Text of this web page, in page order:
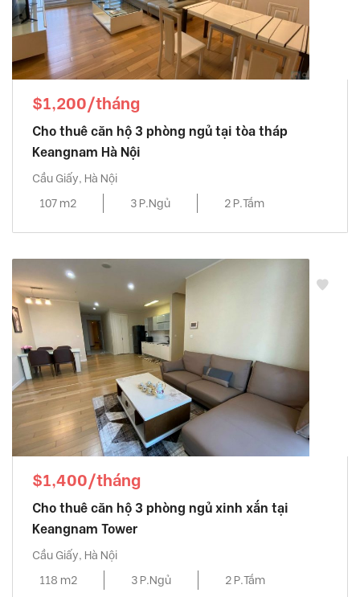
$1,200/tháng
Cho thuê căn hộ 3 phòng ngủ tại tòa tháp
Keangnam Hà Nội
Cầu Giấy, Hà Nội
107 m2
3 P.Ngủ 2 P.Tắm
$1,400/tháng
Cho thuê căn hộ 3 phòng ngủ xinh xắn tại
Keangnam Tower
Cầu Giấy, Hà Nội
118 m2
3 P.Ngủ 2 P.Tắm